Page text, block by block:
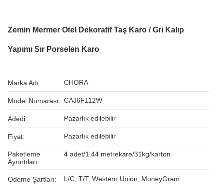
Zemin Mermer Otel Dekoratif Taş Karo / Gri Kalıp
Yapımı Sır Porselen Karo
Marka Adı: CHORA
Model Numarası: CAJ6F112W
Adedi: Pazarlık edilebilir
Fiyat: Pazarlık edilebilir
Paketleme
Ayrıntıları:
4 adet/1.44 metrekare/31kg/karton
Ödeme Şartları: L/C, T/T, Western Union, MoneyGram